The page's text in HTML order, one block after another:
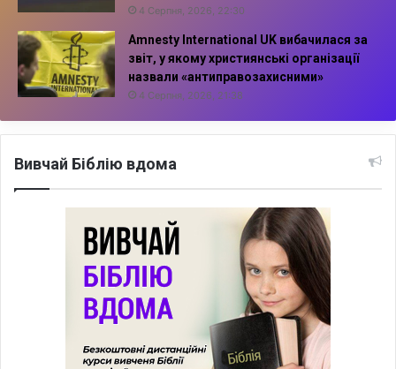
4 Серпня, 2026, 22:30
Amnesty International UK вибачилася за
звіт, у якому християнські організації
назвали «антиправозахисними»
4 Серпня, 2026, 21:38
Вивчай Біблію вдома